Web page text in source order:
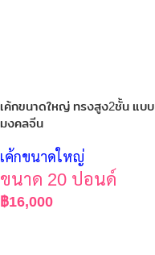
เค้กขนาดใหญ่ ทรงสูง2ชั้น แบบ
มงคลจีน
เค้กขนาดใหญ่
ขนาด 20 ปอนด์
฿16,000